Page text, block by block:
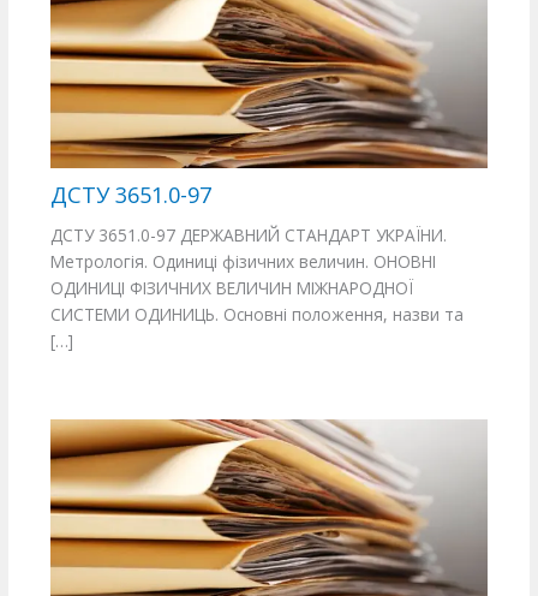
ДСТУ 3651.0-97
ДСТУ 3651.0-97 ДЕРЖАВНИЙ СТАНДАРТ УКРАЇНИ.
Метрологія. Одиниці фізичних величин. ОНОВНІ
ОДИНИЦІ ФІЗИЧНИХ ВЕЛИЧИН МІЖНАРОДНОЇ
СИСТЕМИ ОДИНИЦЬ. Основні положення, назви та
[…]